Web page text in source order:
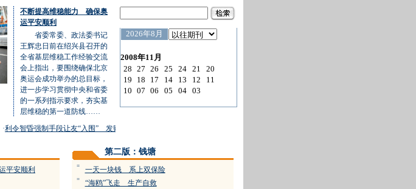
不断提高维稳能力 确保奥
运平安顺利
省委常委、政法委书记
王辉忠日前在绍兴县召开的
全省基层维稳工作经验交流
会上指出，要围绕确保北京
奥运会成功举办的总目标，
进一步学习贯彻中央和省委
的一系列指示要求，夯实基
层维稳的第一道防线……
利令智昏强制手段让友“入围” 发财梦破传销美女泪洒法庭
平安顺利
第二版：钱塘
= 一天一块钱 系上双保险
= “海鸥”飞走 生产自救